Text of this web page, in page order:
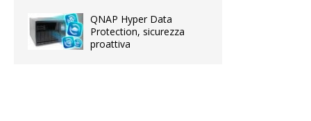
QNAP Hyper Data
Protection, sicurezza
proattiva